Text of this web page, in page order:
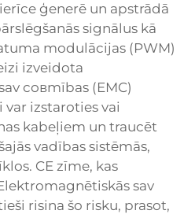
ģenerē un apstrādā
signālus kā
modulācijas (PWM)
izveidota
совmības (EMC)
var izstaroties vai
kabeļiem un traucēt
vadības sistēmās,
CE zīme, kas
sav
risina šo risku, prasot,